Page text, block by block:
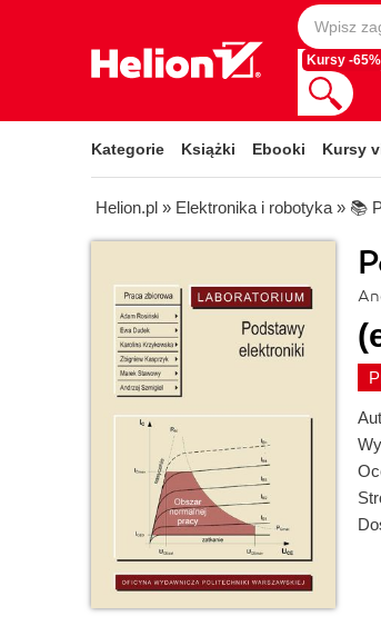
Kursy -65%
Kategorie Książki Ebooki Kursy
Helion.pl » Elektronika i robotyka » 📚